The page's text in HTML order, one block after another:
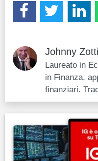
Johnny Zotti
Laureato in
in Finanza,
finanziari.